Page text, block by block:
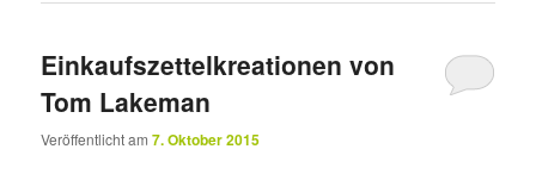
Einkaufszettelkreationen von
Tom Lakeman
Veröffentlicht am7. Oktober 2015